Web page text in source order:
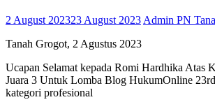
2 August 202323 August 2023 Admin PN
Tanah Grogot, 2 Agustus 2023
Ucapan Selamat kepada Romi Hardhika Atas
Juara 3 Untuk Lomba Blog HukumOnline
kategori profesional